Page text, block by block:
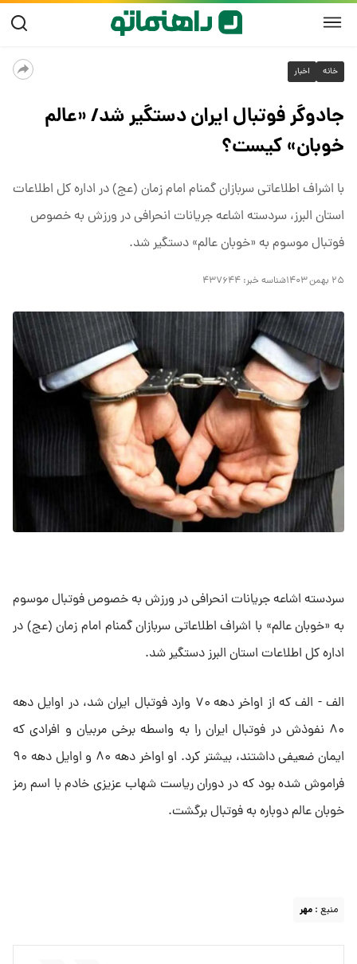
خانه اخبار
جادوگر فوتبال ایران دستگیر شد/ «عالم
خوبان» کیست؟
با اشراف اطلاعاتی سربازان گمنام امام زمان (عج) در اداره کل اطلاعات
استان البرز، سردسته اشاعه جریانات انحرافی در ورزش به خصوص
فوتبال موسوم به «خوبان عالم» دستگیر شد.
۲۵ بهمن ۱۴۰۳ شناسه خبر: ۴۳۷۶۴۴
سردسته اشاعه جریانات انحرافی در ورزش به خصوص فوتبال موسوم
به «خوبان عالم» با اشراف اطلاعاتی سربازان گمنام امام زمان (عج) در
اداره کل اطلاعات استان البرز دستگیر شد.
الف - الف که از اواخر دهه ۷۰ وارد فوتبال ایران شد، در اوایل دهه
۸۰ نفوذش در فوتبال ایران را به واسطه برخی مربیان و افرادی که
ایمان ضعیفی داشتند، بیشتر کرد. او اواخر دهه ۸۰ و اوایل دهه ۹۰
فراموش شده بود که در دوران ریاست شهاب عزیزی خادم با اسم رمز
خوبان عالم دوباره به فوتبال برگشت.
منبع : مهر